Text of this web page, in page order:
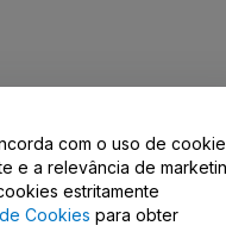
com o uso de
e a relevância de
estritamente
Cookies para obter